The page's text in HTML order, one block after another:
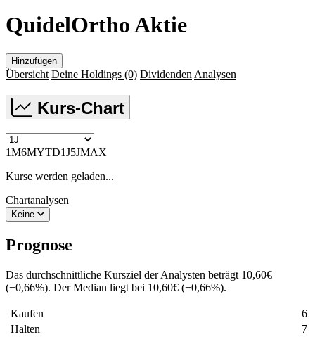
QuidelOrtho Aktie
Hinzufügen
Übersicht Deine Holdings (0) Dividenden Analysen
Kurs-Chart
1M6MYTD1J5JMAX
Kurse werden geladen...
Chartanalysen
Keine
Prognose
Das durchschnittliche Kursziel der Analysten beträgt 10,60€
(−0,66%). Der Median liegt bei 10,60€ (−0,66%).
Kaufen
6
Halten
7